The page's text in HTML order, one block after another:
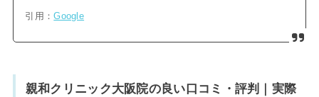
引用：Google
親和クリニック大阪院の良い口コミ・評判｜実際